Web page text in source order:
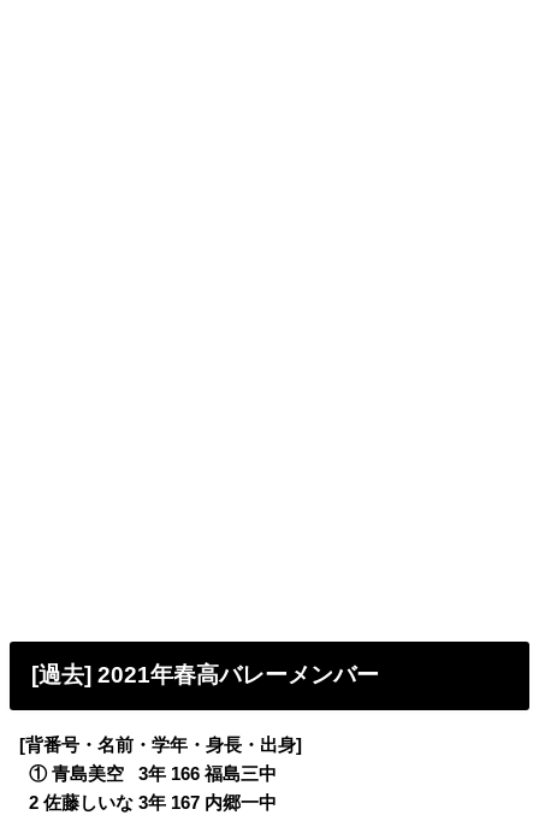
[過去] 2021年春高バレーメンバー
[背番号・名前・学年・身長・出身]
0① 青島美空 3年 166 福島三中
02 佐藤しいな 3年 167 内郷一中